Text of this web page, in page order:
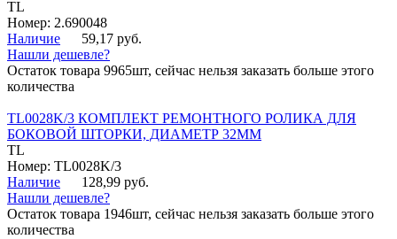
TL
Номер: 2.690048
Наличие
59,17 руб.
Нашли дешевле?
Остаток товара 9965шт, сейчас нельзя заказать больше этого
количества
TL0028K/3 КОМПЛЕКТ РЕМОНТНОГО РОЛИКА ДЛЯ
БОКОВОЙ ШТОРКИ, ДИАМЕТР 32ММ
TL
Номер: TL0028K/3
Наличие
128,99 руб.
Нашли дешевле?
Остаток товара 1946шт, сейчас нельзя заказать больше этого
количества